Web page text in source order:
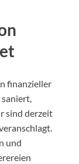
finanzieller
sind derzeit
und